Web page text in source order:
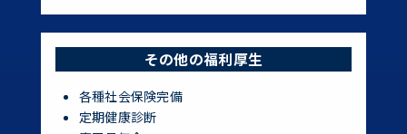
その他の福利厚生
各種社会保険完備
定期健康診断